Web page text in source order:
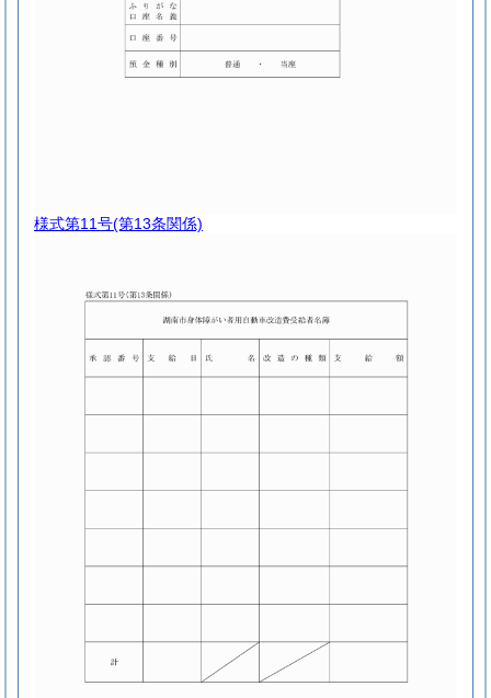
様式第11号(第13条関係)